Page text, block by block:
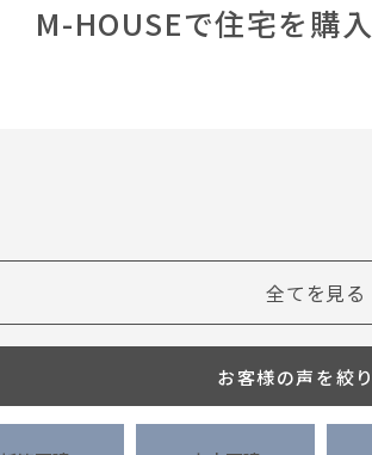
M-HOUSEで住宅を購
全てを見る
お客様の声を絞